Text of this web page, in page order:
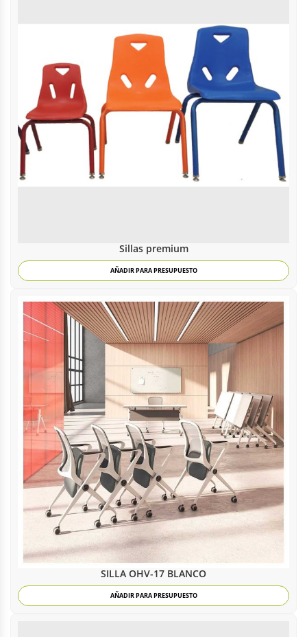
Sillas premium
AÑADIR PARA PRESUPUESTO
SILLA OHV-17 BLANCO
AÑADIR PARA PRESUPUESTO